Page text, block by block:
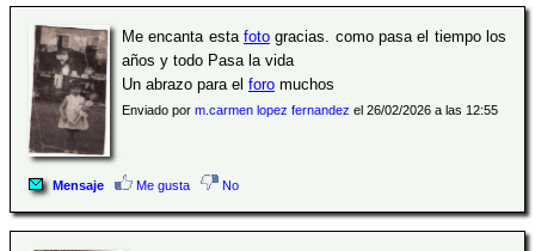
Me encanta esta fotogracias. como pasa el tiempo los
años y todo Pasa la vida
Un abrazo para el foromuchos
Enviado por m.carmen lopez fernandez el 26/02/2026 a las 12:55
Mensaje Me gusta No